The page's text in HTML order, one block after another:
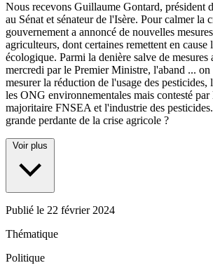
Nous recevons Guillaume Gontard, président
au Sénat et sénateur de l'Isère. Pour calmer la
gouvernement a annoncé de nouvelles
agriculteurs, dont certaines remettent en cause
écologique. Parmi la denière salve de mesures
mercredi par le Premier Ministre, l'aband ... on
mesurer la réduction de l'usage des
les ONG environnementales mais contesté
majoritaire FNSEA et l'industrie des
grande perdante de la crise agricole ?
Voir plus
Publié le 22 février 2024
Thématique
Politique